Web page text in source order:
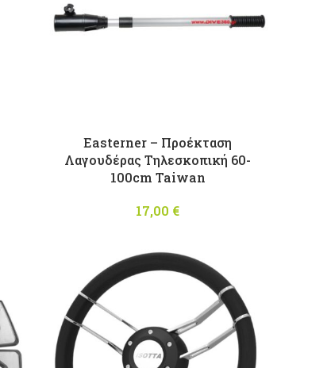
Easterner – Προέκταση
Λαγουδέρας Τηλεσκοπική 60-
100cm Taiwan
17,00 €